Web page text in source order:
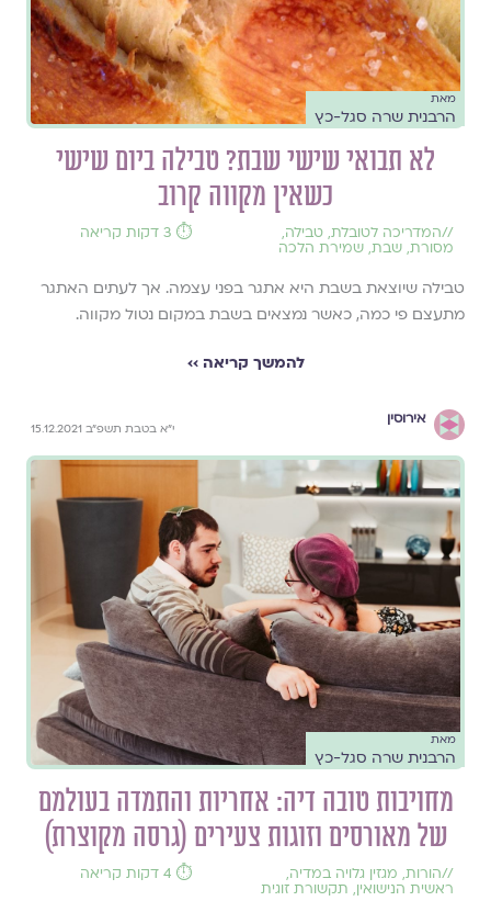
מאת
הרבנית שרה סגל-כץ
לא תבואי שישי שבת? טבילה ביום שישי
כשאין מקווה קרוב
//המדריכה לטובלת, טבילה,
מסורת, שבת, שמירת הלכה
⏱️ 3 דקות קריאה
טבילה שיוצאת בשבת היא אתגר בפני עצמה. אך לעתים האתגר
מתעצם פי כמה, כאשר נמצאים בשבת במקום נטול מקווה.
להמשך קריאה ››
אירוסין
י״א בטבת תשפ״ב 15.12.2021
מאת
הרבנית שרה סגל-כץ
מחויבות טובה דיה: אחריות והתמדה בעולמם
של מאורסים וזוגות צעירים (גרסה מקוצרת)
//הורות, מגזין גלויה במדיה,
ראשית הנישואין, תקשורת זוגית
⏱️ 4 דקות קריאה